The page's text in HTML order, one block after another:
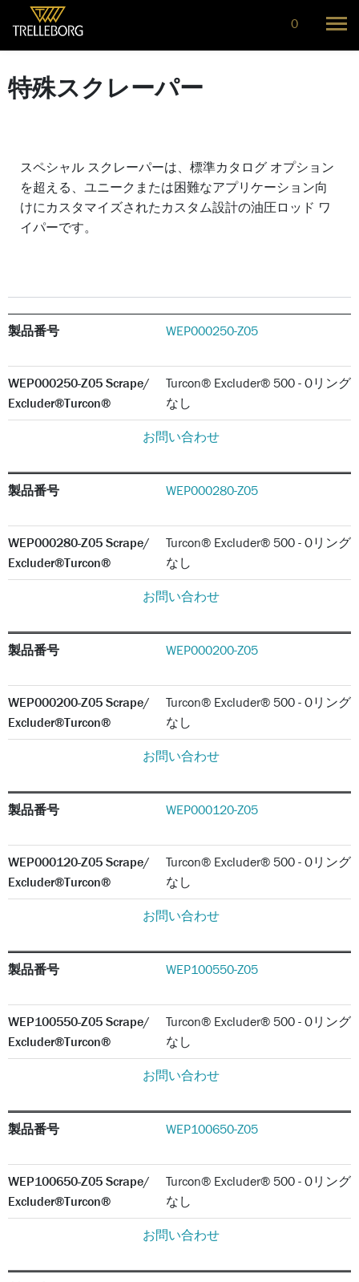
0
特殊スクレーパー
スペシャル スクレーパーは、標準カタログ オプション
を超える、ユニークまたは困難なアプリケーション向
けにカスタマイズされたカスタム設計の油圧ロッド ワ
イパーです。
製品番号 WEP000250-Z05
WEP000250-Z05 Scrape/
Excluder®Turcon®
Turcon® Excluder® 500 - Oリング
なし
お問い合わせ
製品番号 WEP000280-Z05
WEP000280-Z05 Scrape/
Excluder®Turcon®
Turcon® Excluder® 500 - Oリング
なし
お問い合わせ
製品番号 WEP000200-Z05
WEP000200-Z05 Scrape/
Excluder®Turcon®
Turcon® Excluder® 500 - Oリング
なし
お問い合わせ
製品番号 WEP000120-Z05
WEP000120-Z05 Scrape/
Excluder®Turcon®
Turcon® Excluder® 500 - Oリング
なし
お問い合わせ
製品番号 WEP100550-Z05
WEP100550-Z05 Scrape/
Excluder®Turcon®
Turcon® Excluder® 500 - Oリング
なし
お問い合わせ
製品番号 WEP100650-Z05
WEP100650-Z05 Scrape/
Excluder®Turcon®
Turcon® Excluder® 500 - Oリング
なし
お問い合わせ